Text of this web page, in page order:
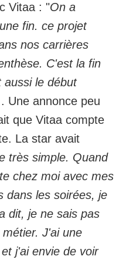
Vitaa : "On a
fin. ce projet
nos carrières
C'est la fin
aussi le début
Une annonce peu
que Vitaa compte
La star avait
très simple. Quand
chez moi avec mes
dans les soirées, je
dit, je ne sais pas
J'ai une
j'ai envie de voir